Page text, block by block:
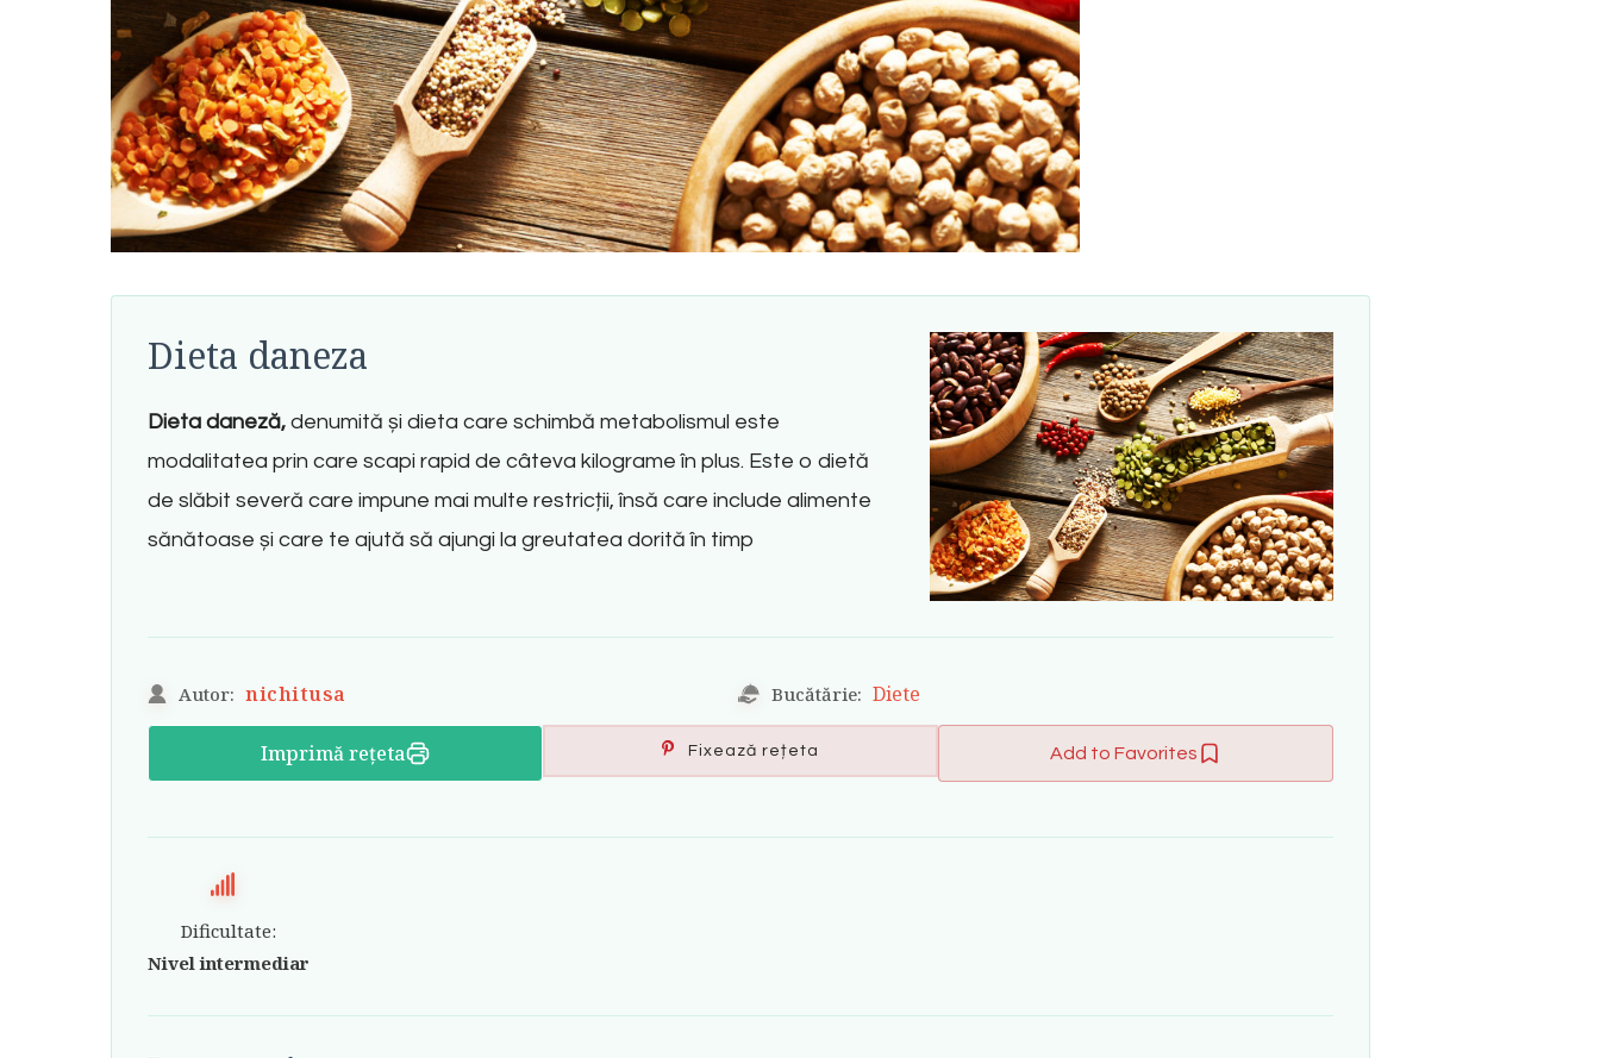
Dieta daneza
Dieta daneză, denumită și dieta care schimbă metabolismul este
modalitatea prin care scapi rapid de câteva kilograme în plus. Este o dietă
de slăbit severă care impune mai multe restricții, însă care include alimente
sănătoase și care te ajută să ajungi la greutatea dorită în timp
Autor: nichitusa Bucătărie: Diete
Imprimă rețeta Fixează rețeta Add to Favorites
Dificultate:
Nivel intermediar